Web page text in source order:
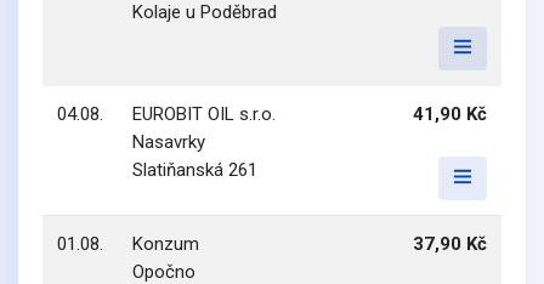
Kolaje u Poděbrad
04.08.
EUROBIT OIL s.r.o.
Nasavrky
Slatiňanská 261
41,90 Kč
01.08.
Konzum
Opočno
37,90 Kč